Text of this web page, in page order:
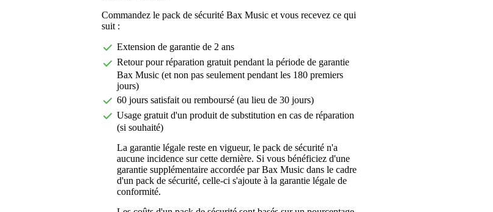
Commandez le pack de sécurité Bax Music et vous recevez ce qui
suit :
Extension de garantie de 2 ans
Retour pour réparation gratuit pendant la période de garantie
Bax Music (et non pas seulement pendant les 180 premiers
jours)
60 jours satisfait ou remboursé (au lieu de 30 jours)
Usage gratuit d'un produit de substitution en cas de réparation
(si souhaité)
La garantie légale reste en vigueur, le pack de sécurité n'a
aucune incidence sur cette dernière. Si vous bénéficiez d'une
garantie supplémentaire accordée par Bax Music dans le cadre
d'un pack de sécurité, celle-ci s'ajoute à la garantie légale de
conformité.